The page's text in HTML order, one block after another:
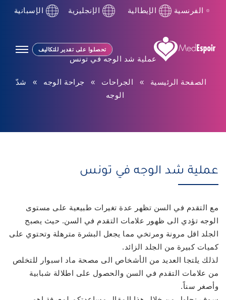
الفرنسية الإيطالية الإنجليزية الإسبانية
تحصلوا على تقدير للتكاليف
عملية شد الوجه في تونس
الصفحة الرئيسية » الجراحات » جراحة الوجه »
شدّ
الوجه
عملية شد الوجه في تونس
مع التقدم في السن تظهر عدة تغيرات طبيعية على مستوى
الوجه تؤدي الى ظهور علامات التقدم في السن. حيث يصبح
الجلد اقل مرونة ومرتخي مما يجعل البشرة مترهلة وتحتوي على
كميات كبيرة من الجلد الزائد.
لذلك يلتجا العديد من الأشخاص الى مصحة ماد اسبوار للتخلص
من علامات التقدم في السن والحصول على اطلالة شبابية
وأصغر سناً.